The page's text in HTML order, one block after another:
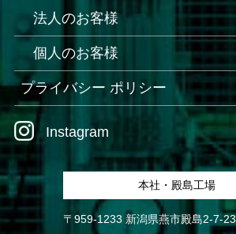
Instagram
法人のお客様
個人のお客様
プライバシー ポリシー
本社・殿島工場
〒959-1233 新潟県燕市殿島2-7-23